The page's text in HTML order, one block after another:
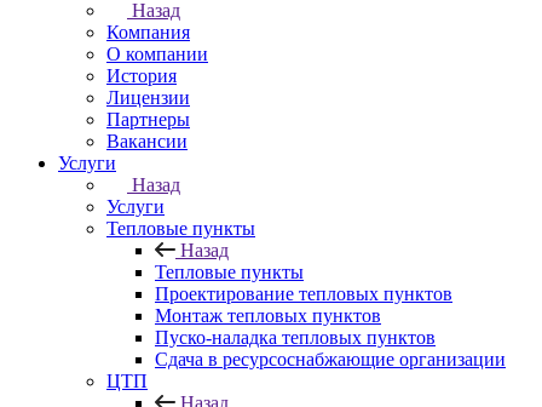
Назад
Компания
О компании
История
Лицензии
Партнеры
Вакансии
Услуги
Назад
Услуги
Тепловые пункты
Назад
Тепловые пункты
Проектирование тепловых пунктов
Монтаж тепловых пунктов
Пуско-наладка тепловых пунктов
Сдача в ресурсоснабжающие организации
ЦТП
Назад